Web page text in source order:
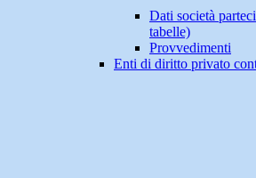
Dati società
tabelle)
Provvedimenti
Enti di diritto privato